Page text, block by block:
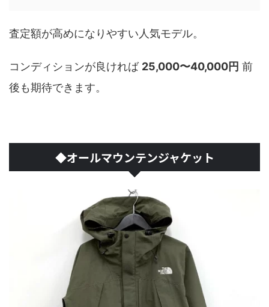
査定額が高めになりやすい人気モデル。
コンディションが良ければ 25,000〜40,000円 前
後も期待できます。
◆オールマウンテンジャケット